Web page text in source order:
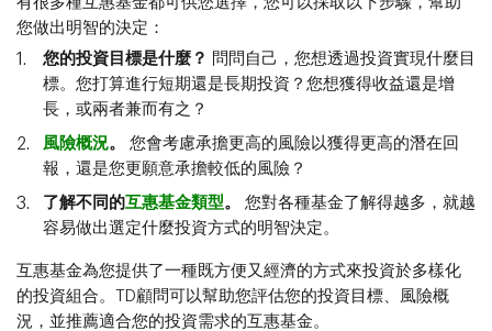
您做出明智的決定：
您的投資目標是什麼？ 問問自己，您想透過投資實現什麼目
標。您打算進行短期還是長期投資？您想獲得收益還是增
長，或兩者兼而有之？
風險概況。
您會考慮承擔更高的風險以獲得更高的潛在回
報，還是您更願意承擔較低的風險？
了解不同的互惠基金類型。
您對各種基金了解得越多，就越
容易做出選定什麼投資方式的明智決定。
互惠基金為您提供了一種既方便又經濟的方式來投資於多樣化
的投資組合。TD顧問可以幫助您評估您的投資目標、風險概
況，並推薦適合您的投資需求的互惠基金。